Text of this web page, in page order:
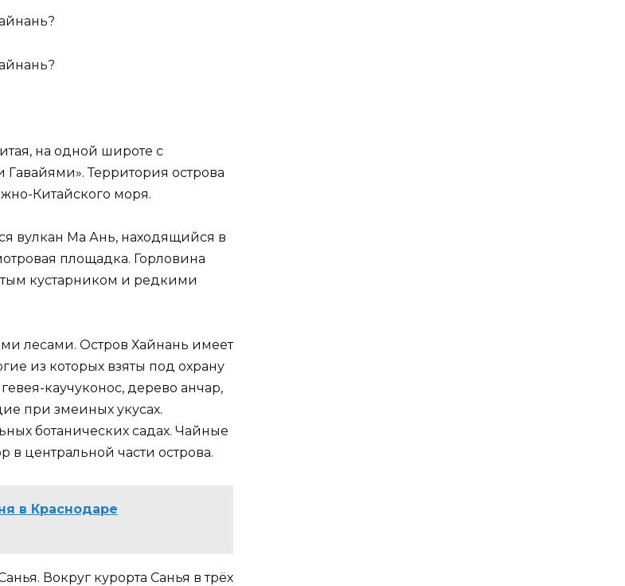
на одной широте с
Гавайями». Территория острова
Китайского моря.
вулкан Ма Ань, находящийся в
площадка. Горловина
кустарником и редкими
лесами. Остров Хайнань имеет
из которых взяты под охрану
каучуконос, дерево анчар,
при змеиных укусах.
ботанических садах. Чайные
центральной части острова.
в Краснодаре
Вокруг курорта Санья в трёх